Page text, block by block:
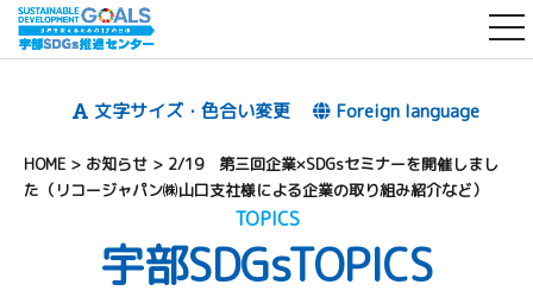
文字サイズ・色合い変更 Foreign language
HOME > お知らせ > 2/19 第三回企業×SDGsセミナーを開催しまし
た（リコージャパン㈱山口支社様による企業の取り組み紹介など）
TOPICS
宇部SDGsTOPICS
t
o